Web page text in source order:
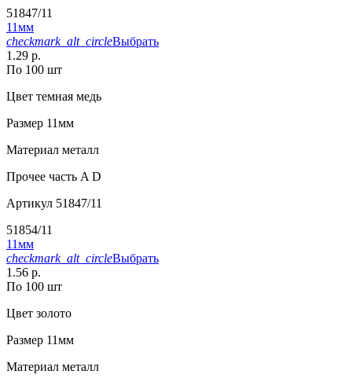
51847/11
11мм
checkmark_alt_circleВыбрать
1.29 р.
По 100 шт
Цвет темная медь
Размер 11мм
Материал металл
Прочее часть A D
Артикул 51847/11
51854/11
11мм
checkmark_alt_circleВыбрать
1.56 р.
По 100 шт
Цвет золото
Размер 11мм
Материал металл